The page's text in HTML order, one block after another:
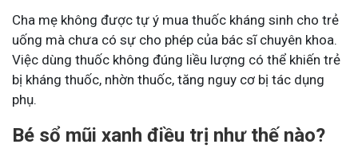
Cha mẹ không được tự ý mua thuốc kháng sinh cho trẻ
uống mà chưa có sự cho phép của bác sĩ chuyên khoa.
Việc dùng thuốc không đúng liều lượng có thể khiến trẻ
bị kháng thuốc, nhờn thuốc, tăng nguy cơ bị tác dụng
phụ.
Bé sổ mũi xanh điều trị như thế nào?